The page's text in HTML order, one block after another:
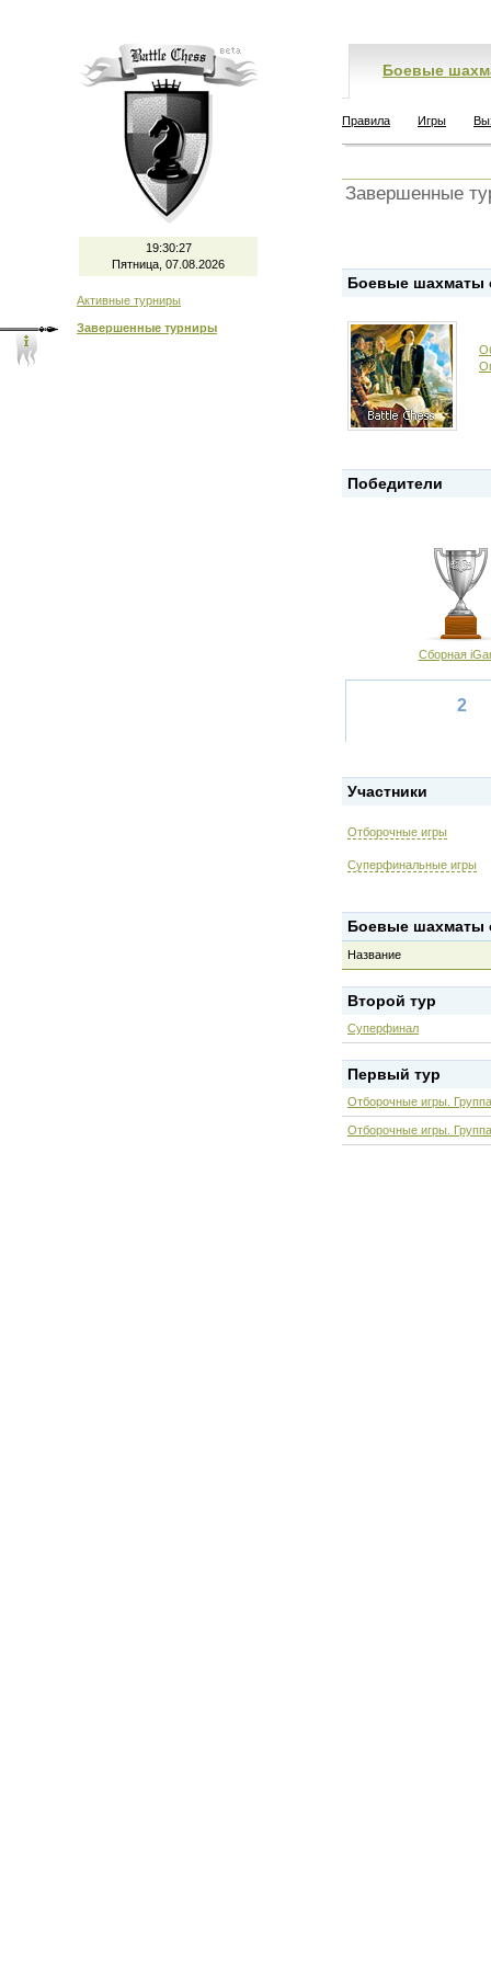
19:30:28
Пятница, 07.08.2026
Активные турниры
Завершенные турниры
Боевые
Правила Игры
Завершенные
Боевые шахматы
Победители
Сборная
2
Участники
Отборочные игры
Суперфинальные игры
Боевые шахматы
Название
Второй тур
Суперфинал
Первый тур
Отборочные игры.
Отборочные игры.